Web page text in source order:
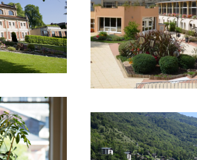
des
Brides-les-Bains